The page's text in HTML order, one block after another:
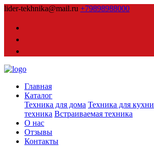
lider-tekhnika@mail.ru +79898988000
Главная
Каталог
Техника для дома Техника для кухни
техника Встраиваемая техника
О нас
Отзывы
Контакты